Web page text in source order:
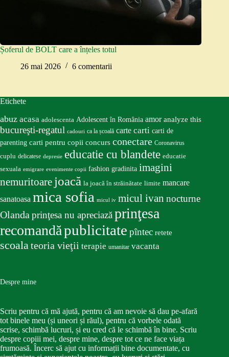
Șoferul de BOLT care a înțeles totul
26 mai 2026
6 comentarii
Etichete
abuz acasa adolescenta Adolescent în România amor analyze this
bucureşti-regatul cadouri ca la școală carte carti carti de
parenting carti pentru copii concurs conectare Coronavirus
cuplu delicatese depresie educatie cu blandete educatie
sexuala emigrare evenimente copii fashion gradinita imagini
nemuritoare joacă la joacă în străinătate limite mancare
sanatoasa mica sofia micul iv micul ivan nocturne
Olanda prinţesa nu apreciază prinţesa
recomandăpublicitate pîntec retete
scoala teoria vieţii terapie umanitar vacanta
Despre mine
Scriu pentru că mă ajută, pentru că am nevoie să dau pe-afară
tot binele meu (și uneori și răul), pentru că vorbele odată
scrise, schimbă lucruri, și eu cred că le schimbă în bine. Scriu
despre copiii mei, despre mine, despre tot ce ne face viața
frumoasă. Încerc să ajut cu informații bine documentate, cu